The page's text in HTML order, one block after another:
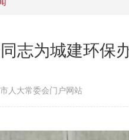
志为城建环保
人大常委会门户网站